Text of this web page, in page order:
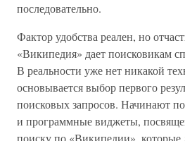
последовательно.
Фактор удобства реален, но
«Википедия» дает поисковикам
В реальности уже нет никакой
основывается выбор первого
поисковых запросов. Начинают
и программные виджеты,
поиску по «Википедии», которые